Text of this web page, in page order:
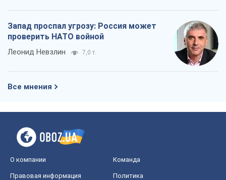
Запад проспал угрозу: Россия может
проверить НАТО войной
Леонид Невзлин 7,0 т.
Все мнения
О компании Команда
Правовая информация
Политика